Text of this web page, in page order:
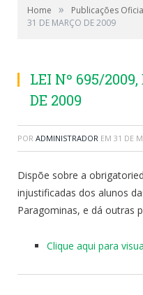
Home » Publicações
31 DE MARÇO DE 2009
LEI Nº 695/2009,
DE 2009
POR ADMINISTRADOR EM 31 DE
Dispõe sobre a
injustificadas dos alunos
Paragominas, e dá outras
Clique aqui para